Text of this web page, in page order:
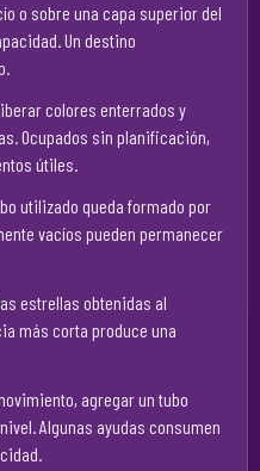
o sobre una capa superior del
Un destino
colores enterrados y
Ocupados sin planificación,
útiles.
utilizado queda formado por
vacíos pueden permanecer
estrellas obtenidas al
más corta produce una
agregar un tubo
Algunas ayudas consumen